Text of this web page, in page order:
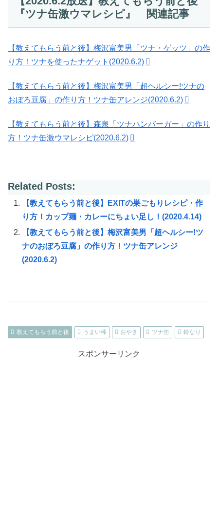
『ツナ缶激ウマレシピ』 関連記事
【教えてもらう前と後】梅沢富美男「ツナ・ゲッツ」の作
り方！ツナを使ったナゲット(2020.6.2)
【教えてもらう前と後】梅沢富美男「超ヘルシー!ツナの
おぼろ豆腐」の作り方！ツナ缶アレンジ(2020.6.2)
【教えてもらう前と後】森泉「ツナハンバーガー」の作り
方！ツナ缶激ウマレシピ(2020.6.2)
Related Posts:
【教えてもらう前と後】EXITの巣ごもりレシピ・作
り方！カップ麺・カレーにちょい足し！(2020.4.14)
【教えてもらう前と後】梅沢富美男「超ヘルシー!ツ
ナのおぼろ豆腐」の作り方！ツナ缶アレンジ
(2020.6.2)
教えてもらう前と後 うまい棒 おやき ツナ缶 鈴なり
スポンサーリンク